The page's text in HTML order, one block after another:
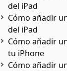
del iPad
Cómo añadir
del iPad
Cómo añadir
tu iPhone
Cómo añadir